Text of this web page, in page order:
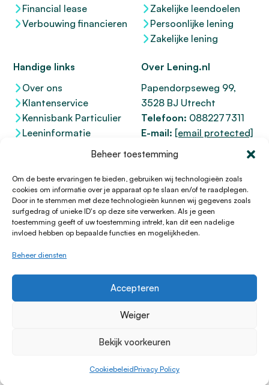
Beheer toestemming
Om de beste ervaringen te bieden, gebruiken wij technologieën zoals
cookies om informatie over je apparaat op te slaan en/of te raadplegen.
Door in te stemmen met deze technologieën kunnen wij gegevens zoals
surfgedrag of unieke ID's op deze site verwerken. Als je geen
toestemming geeft of uw toestemming intrekt, kan dit een nadelige
invloed hebben op bepaalde functies en mogelijkheden.
Beheer diensten
Accepteren
Weiger
Bekijk voorkeuren
CookiebeleidPrivacy Policy
Financial lease
Verbouwing financieren
Zakelijke leendoelen
Persoonlijke lening
Zakelijke lening
Handige links
Over ons
Klantenservice
Kennisbank Particulier
Leeninformatie
Over Lening.nl
Papendorpseweg 99,
3528 BJ Utrecht
Telefoon: 0882277311
E-mail: [email protected]
KvK 76100200
12047091
Kifid 300.017942
© 1996 - 2026 Lening.nl
Privacy Policy
HTML Sitemap
Klachtenprocedure